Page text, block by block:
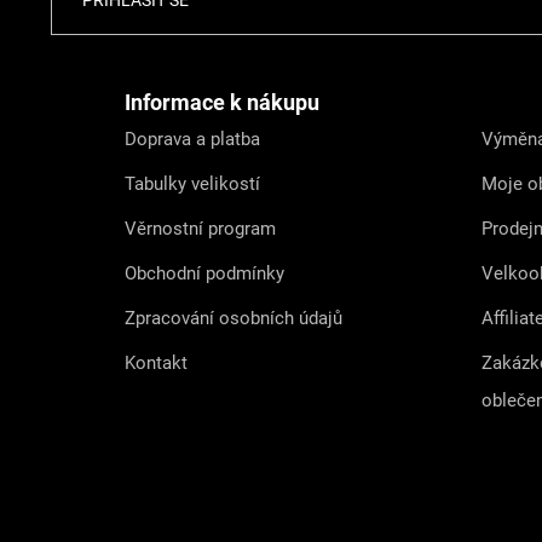
Informace k nákupu
Doprava a platba
Tabulky velikostí
Věrnostní program
Obchodní podmínky
Zpracování osobních údajů
Kontakt
Moje